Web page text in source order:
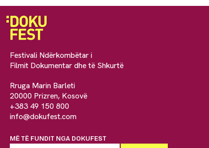
Festivali Ndërkombëtar i
Filmit Dokumentar dhe të Shkurtë
Rruga Marin Barleti
20000 Prizren, Kosovë
+383 49 150 800
info@dokufest.com
MË TË FUNDIT NGA DOKUFEST